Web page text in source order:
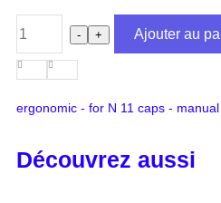
- + Ajouter au
ergonomic - for N 11 caps - manual
Découvrez aussi